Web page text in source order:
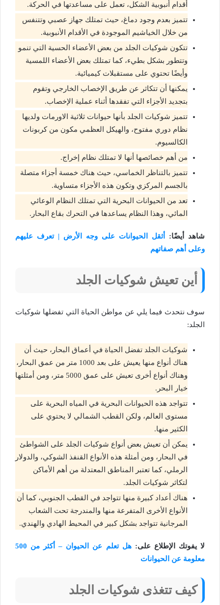
أقدام أنبوبية الشكل، تعمل على مساعدتها في الحركة.
تتميز بعدم وجود دماغ، حيث تمتلك جهاز عصبي وتتنفس
من خلال الخياشيم الموجودة في الأقدام الأنبوبية.
تتكون شوكيات الجلد من بعض الأعضاء الحسية التي تنمو
وتتطور بشكل بطيء، كما تمتلك بعض الأعضاء اللمسية
وأيضًا تحتوي على مستقبلات كيميائية.
يمكنها أن تتكاثر عن طريق الإخصاب الخارجي وتقوم
بتجديد الأجزاء التي تفقدها أثناء عملية الإخصاب.
تتميز شوكيات الجلد بأنها حيوانات ثلاثية الاورمات ولديها
نظام دوري مفتوح، والهيكل العظمي مكون من كربونات
الكالسيوم.
من أهم خصائصها أنها لا تمتلك نظام إخراج.
تتميز بالتناظر الخماسي، حيث هناك خمسة أجزاء متصلة
بالجسم المركزي وتكون هذه الأجزاء متساوية.
تعد من الحيوانات البحرية التي تمتلك النظام الوعائي
المائي، وهذا النظام يساعدها في التحرك بقاع البحار.
شاهد أيضًا:
أثقل الحيوانات على وجه الأرض | تعرف عليهم
وعلى أهم صفاتهم
أين تعيش شوكيات الجلد
سوف نتحدث فيما يلي عن مواطن الحياة التي تفضلها شوكيات
الجلد:
شوكيات الجلد تفضل الحياة في أعماق البحار، حيث أن
هناك أنواع منها يعيش على بعد 1000 متر من عمق البحار،
وهناك أنواع أخرى تعيش على عمق 5000 متر، ومن أمثلتها
خيار البحر.
تتواجد هذه الحيوانات البحرية في المياه البحرية على
مستوى العالم، ولكن القطب الشمالي لا يحتوي على
الكثير منها.
يمكن أن تعيش بعض أنواع شوكيات الجلد على الشواطئ
في البحار، ومن أمثلة هذه الأنواع القنفذ الشوكي، والدولار
الرملي، كما تعتبر المناطق المعتدلة من أهم الأماكن
لتكاثر شوكيات الجلد.
هناك أعداد كبيرة منها تتواجد في القطب الجنوبي، كما أن
الأنواع الأخرى المتفرعة منها والمندرجة تحت الشعاب
المرجانية تتواجد بشكل كبير في المحيط الهادي والهندي.
لا يفوتك الإطلاع على:
هل تعلم عن الحيوان – أكثر من 500
معلومة عن الحيوانات
كيف تتغذى شوكيات الجلد